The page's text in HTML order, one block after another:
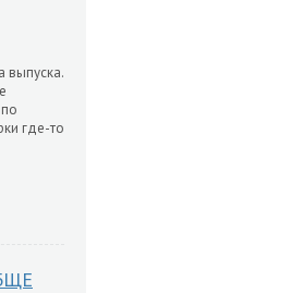
выпуска.
где-то